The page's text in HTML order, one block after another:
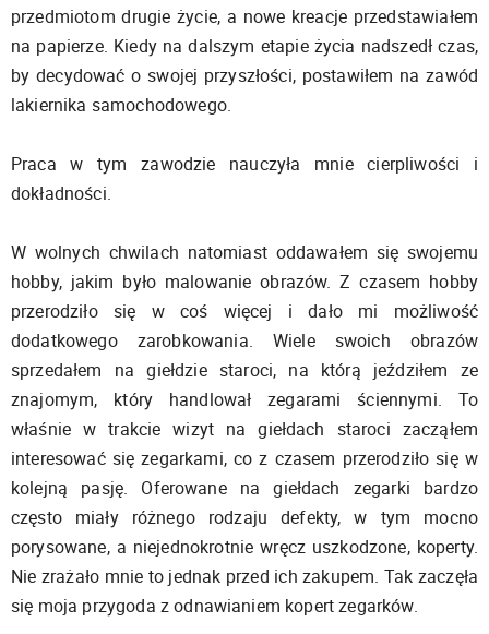
przedmiotom drugie życie, a nowe kreacje przedstawiałem
na papierze. Kiedy na dalszym etapie życia nadszedł czas,
by decydować o swojej przyszłości, postawiłem na zawód
lakiernika samochodowego.
Praca w tym zawodzie nauczyła mnie cierpliwości i
dokładności.
W wolnych chwilach natomiast oddawałem się swojemu
hobby, jakim było malowanie obrazów. Z czasem hobby
przerodziło się w coś więcej i dało mi możliwość
dodatkowego zarobkowania. Wiele swoich obrazów
sprzedałem na giełdzie staroci, na którą jeździłem ze
znajomym, który handlował zegarami ściennymi. To
właśnie w trakcie wizyt na giełdach staroci zacząłem
interesować się zegarkami, co z czasem przerodziło się w
kolejną pasję. Oferowane na giełdach zegarki bardzo
często miały różnego rodzaju defekty, w tym mocno
porysowane, a niejednokrotnie wręcz uszkodzone, koperty.
Nie zrażało mnie to jednak przed ich zakupem. Tak zaczęła
się moja przygoda z odnawianiem kopert zegarków.